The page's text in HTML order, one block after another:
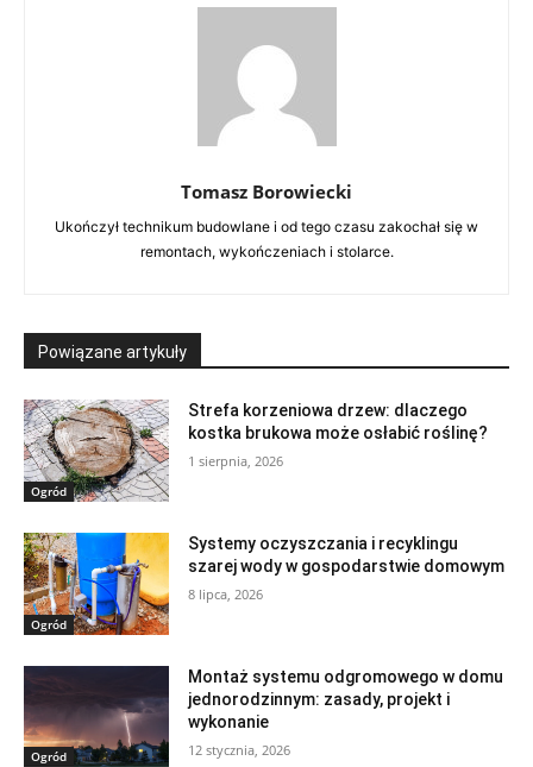
Tomasz Borowiecki
Ukończył technikum budowlane i od tego czasu zakochał się w
remontach, wykończeniach i stolarce.
Powiązane artykuły
Ogród
Strefa korzeniowa drzew: dlaczego
kostka brukowa może osłabić roślinę?
1 sierpnia, 2026
Ogród
Systemy oczyszczania i recyklingu
szarej wody w gospodarstwie domowym
8 lipca, 2026
Ogród
Montaż systemu odgromowego w domu
jednorodzinnym: zasady, projekt i
wykonanie
12 stycznia, 2026